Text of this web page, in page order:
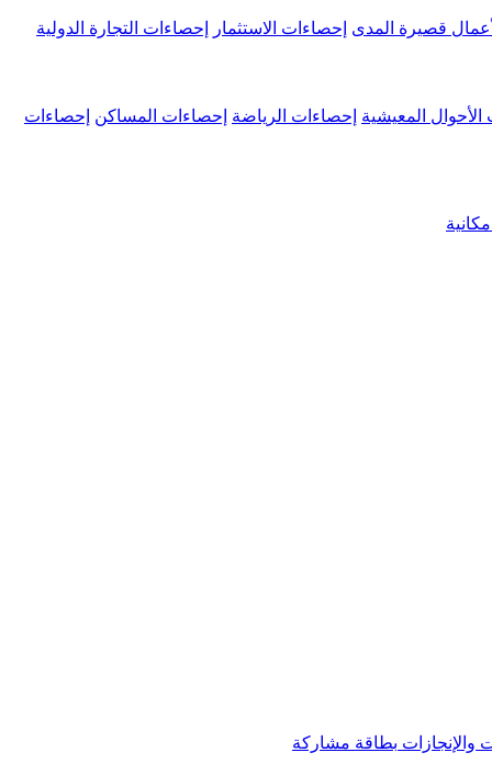
قصيرة المدى إحصاءات الاستثمار إحصاءات التجارة الدولية
الأحوال المعيشية إحصاءات الرياضة إحصاءات المساكن إحصاءات
والإنجازات بطاقة مشاركة